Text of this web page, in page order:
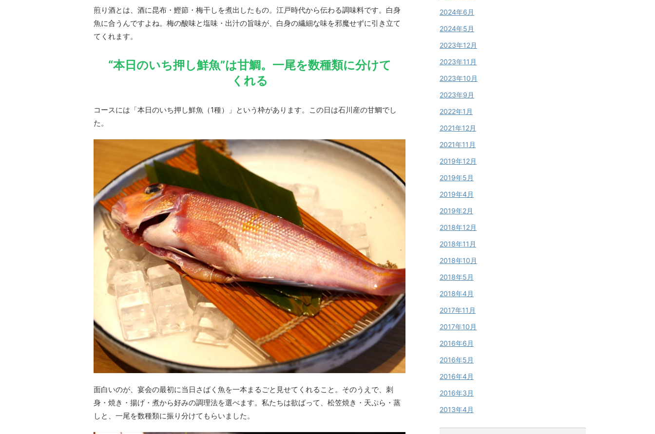
煎り酒とは、酒に昆布・鰹節・梅干しを煮出したもの。江戸時代から伝わる調味料です。白身
魚に合うんですよね。梅の酸味と塩味・出汁の旨味が、白身の繊細な味を邪魔せずに引き立て
てくれます。
“本日のいち押し鮮魚”は甘鯛。一尾を数種類に分けて
くれる
コースには「本日のいち押し鮮魚（1種）」という枠があります。この日は石川産の甘鯛でし
た。
面白いのが、宴会の最初に当日さばく魚を一本まるごと見せてくれること。そのうえで、刺
身・焼き・揚げ・煮から好みの調理法を選べます。私たちは欲ばって、松笠焼き・天ぷら・蒸
しと、一尾を数種類に振り分けてもらいました。
2024年6月
2024年5月
2023年12月
2023年11月
2023年10月
2023年9月
2022年1月
2021年12月
2021年11月
2019年12月
2019年5月
2019年4月
2019年2月
2018年12月
2018年11月
2018年10月
2018年5月
2018年4月
2017年11月
2017年10月
2016年6月
2016年5月
2016年4月
2016年3月
2013年4月